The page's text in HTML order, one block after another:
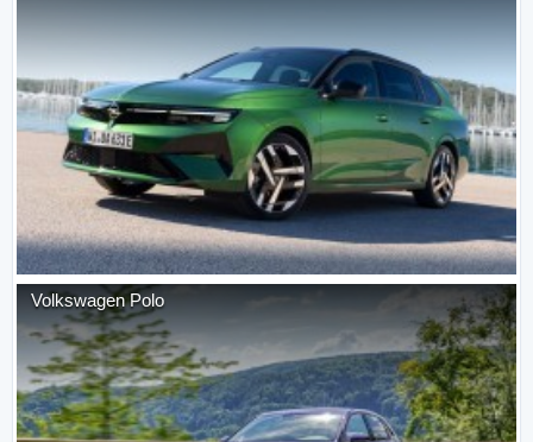
Volkswagen Polo